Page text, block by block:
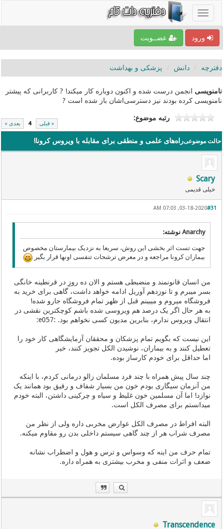
ورود عضــویت
دفترچه دانش پزشکی و بهداشت
نامنویسی انجمن درست شده و اکنون دوباره کار میکند! ? کاربرانی که پیشتر
نامنویسی کرده بودند نیز دسترسی‌اشان باز شده است ?
« قبلی 4 بعدی »
رتبه موضوع:
حالت موضوعیراه‌های علمی و منطقی برای مقابله با ویروس کرونا!
Scary
خیلی قدیمی
#31
03-18-2020, 07:03 AM
Anarchy نوشته:
جهت تست اثر بخشی این روش، سریعا به نزدیک بیمارستان مخصوص
بیماران کرونا مراجعه و در معرض ترشحات تنفسی اونها قرار بگیر
من انسان قانونمند و منضبطی هستم و الان ده روزِ در قرنطینه خانگی
بسر میبرم و تا نوزدهم آوریل ادامه خواهد داشت، گاهی برای خرید به
فروشگاه میروم و میبینم قبل از ظهر تمام فروشگاه جارو شده!
به هر حال اگر یک درصد هم ویروسی شده باشم کوچکترین نقشی در
انتقال ویروس ندارم، بنابرین مدیون کسی نخواهم بود. :e057:
این نیست که بگویم تمام پزشکان و محققان آزمایشگاهی کار خود را
تعطیل کنند و به بیماران، نوشیدن الکل تجویز کنند، خیر
اما حداقل برای خودم کارساز بوده.
چند سال پیش همراه با چند فرد مسلمان زالو درمانی کردم، با اینکه
من آنزمان سیگاری بودم خون من بسیار شفاف و رقیق بود همانند یک
نوازد! اما آن مسلمین خون غلیظ و سیاه و چرکینی داشتن، البته خودم
میدانستم برای مصرف الکل است.
البته افراط در مصرف الکل عوارض مخربی داره ولی از نظر من
مصرف شراب هر از چند گاهی سیستم داخلی بدن رو مقاوم میکنه.
تمام حرف من اینه که وسواس و ترس و هول و اضطراب نشانه
ضعف و اثرات منفی و مخرب بیشتری به همراه داره.
Transcendence